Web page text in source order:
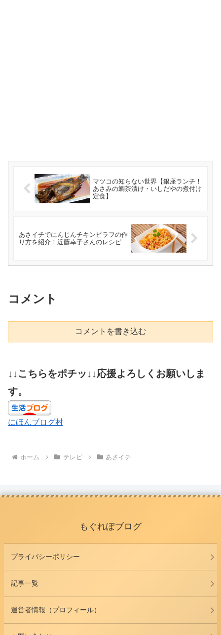
マツコの知らない世界【銀座ランチ！
あさみの鯛茶漬け・いしだやの煮付け
定食】
あさイチでにんじんチキンピラフの作
り方を紹介！近藤幸子さんのレシピ
コメント
コメントを書き込む
↓↓こちらをポチッ↓↓応援よろしくお願いしま
す。
にほんブログ村
ホーム テレビ あさイチ
もぐれぽブログ
プライバシーポリシー
記事一覧
運営者情報（プロフィール）